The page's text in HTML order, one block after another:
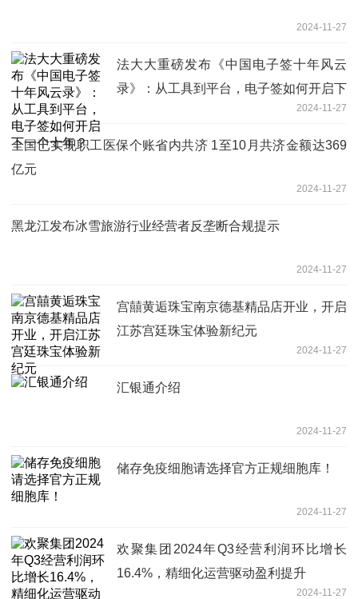
2024-11-27
法大大重磅发布《中国电子签十年风云
录》：从工具到平台，电子签如何开启下
2024-11-27
全国已实现职工医保个账省内共济 1至10月共济金额达369
亿元
2024-11-27
黑龙江发布冰雪旅游行业经营者反垄断合规提示
2024-11-27
宫囍黄逅珠宝南京德基精品店开业，开启
江苏宫廷珠宝体验新纪元
2024-11-27
汇银通介绍
2024-11-27
‌储存免疫细胞请选择官方正规细胞库！
2024-11-27
欢聚集团2024年Q3经营利润环比增长
16.4%，精细化运营驱动盈利提升
2024-11-27